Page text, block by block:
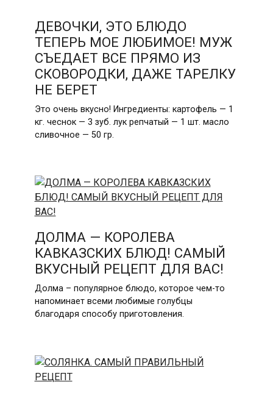
ДЕВОЧКИ, ЭТО БЛЮДО
ТЕПЕРЬ МОЕ ЛЮБИМОЕ! МУЖ
СЪЕДАЕТ ВСЕ ПРЯМО ИЗ
СКОВОРОДКИ, ДАЖЕ ТАРЕЛКУ
НЕ БЕРЕТ
Это очень вкусно! Ингредиенты: картофель — 1
кг. чеснок — 3 зуб. лук репчатый — 1 шт. масло
сливочное — 50 гр.
ДОЛМА — КОРОЛЕВА
КАВКАЗСКИХ БЛЮД! САМЫЙ
ВКУСНЫЙ РЕЦЕПТ ДЛЯ ВАС!
Долма – популярное блюдо, которое чем-то
напоминает всеми любимые голубцы
благодаря способу приготовления.